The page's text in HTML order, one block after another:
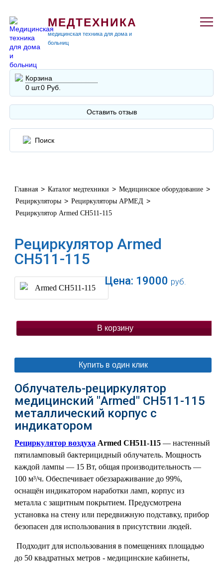
МЕДТЕХНИКА
медицинская техника для дома и
больниц
Корзина
0 шт.0 Руб.
Оставить отзыв
Главная > Каталог медтехники > Медицинское оборудование >
Рециркуляторы > Рециркуляторы АРМЕД >
Рециркулятор Armed СH511-115
Рециркулятор Armed
СH511-115
Цена: 19000 руб.
В корзину
Купить в один клик
Облучатель-рециркулятор
медицинский "Armed" СH511-115
металлический корпус с
индикатором
Рециркулятор воздуха Armed CH511-115 — настенный
пятиламповый бактерицидный облучатель. Мощность
каждой лампы — 15 Вт, общая производительность —
100 м³/ч. Обеспечивает обеззараживание до 99%,
оснащён индикатором наработки ламп, корпус из
металла с защитным покрытием. Предусмотрена
установка на стену или передвижную подставку, прибор
безопасен для использования в присутствии людей.
Подходит для использования в помещениях площадью
до 50 квадратных метров - медицинские кабинеты,